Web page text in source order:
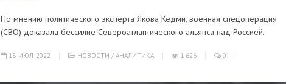
По мнению политического эксперта Якова Кедми, военная спецоперация
(СВО) доказала бессилие Североатлантического альянса над Россией.
18-ИЮЛ-2022 НОВОСТИ / АНАЛИТИКА 1 626 0